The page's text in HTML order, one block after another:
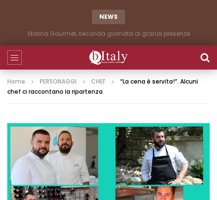
NEWS
Marina Gourmet, seconda giornata di grandi presenze
Home PERSONAGGI CHEF
“La cena è servita!”. Alcuni
chef ci raccontano la ripartenza